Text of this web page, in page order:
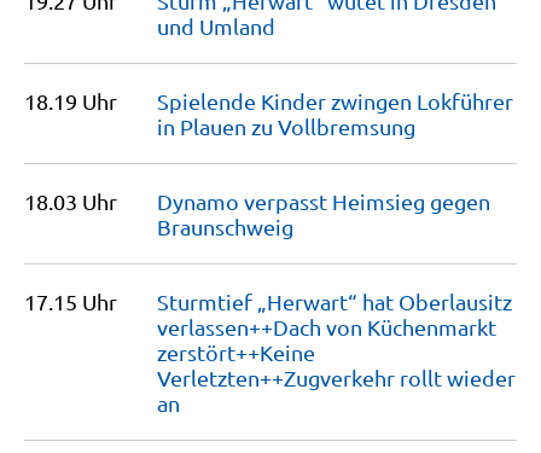
und Umland
18.19 Uhr
Spielende Kinder zwingen Lokführer
in Plauen zu Vollbremsung
18.03 Uhr
Dynamo verpasst Heimsieg gegen
Braunschweig
17.15 Uhr
Sturmtief „Herwart“ hat Oberlausitz
verlassen++Dach von Küchenmarkt
zerstört++Keine
Verletzten++Zugverkehr rollt wieder
an